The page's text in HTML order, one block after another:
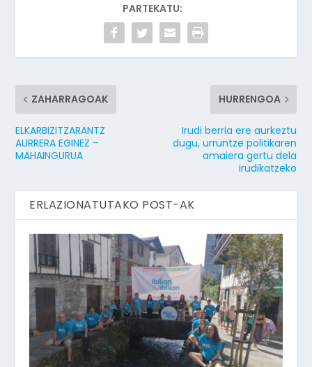
PARTEKATU:
ZAHARRAGOAK
ELKARBIZITZARANTZ
AURRERA EGINEZ –
MAHAINGURUA
HURRENGOA
Irudi berria ere aurkeztu
dugu, urruntze politikaren
amaiera gertu dela
irudikatzeko
ERLAZIONATUTAKO POST-AK